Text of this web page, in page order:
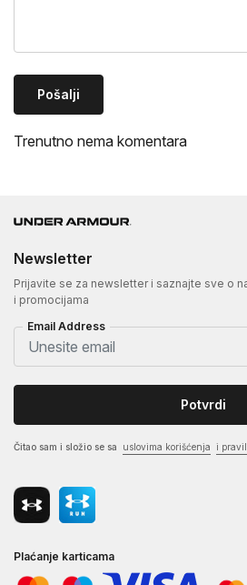
Pošalji
Trenutno nema komentara
Newsletter
Prijavite se za newsletter i saznajte sve o
i promocijama
Email Address
Potvrdi
Čitao sam i složio se sa uslovima korišćenja i
Plaćanje karticama